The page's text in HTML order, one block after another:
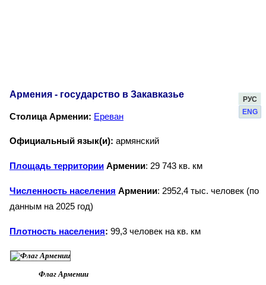
РУС
ENG
Армения - государство в Закавказье
Столица Армении: Ереван
Официальный язык(и): армянский
Площадь территории Армении: 29 743 кв. км
Численность населения Армении: 2952,4 тыс. человек (по
данным на 2025 год)
Плотность населения: 99,3 человек на кв. км
Флаг Армении